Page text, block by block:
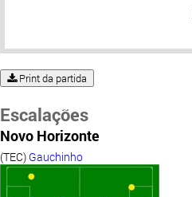
Print da partida
Escalações
Novo Horizonte
(TEC) Gauchinho